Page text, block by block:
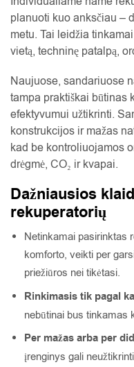
planuoti kuo anksčiau –
metu. Tai leidžia
vietą, techninę patalpą,
Naujuose, sandariuose
tampa praktiškai būtinas
efektyvumui užtikrinti.
konstrukcijos ir mažas
kad be kontroliuojamos
drėgmė, CO₂ ir kvapai.
Dažniausios
rekuperatorių
Netinkamai pasirinktas
komforto, veikti per
priežiūros nei tikėtasi.
Rinkimasis tik pagal
nebūtinai bus tinkamas
Per mažas arba per
įrenginys gali